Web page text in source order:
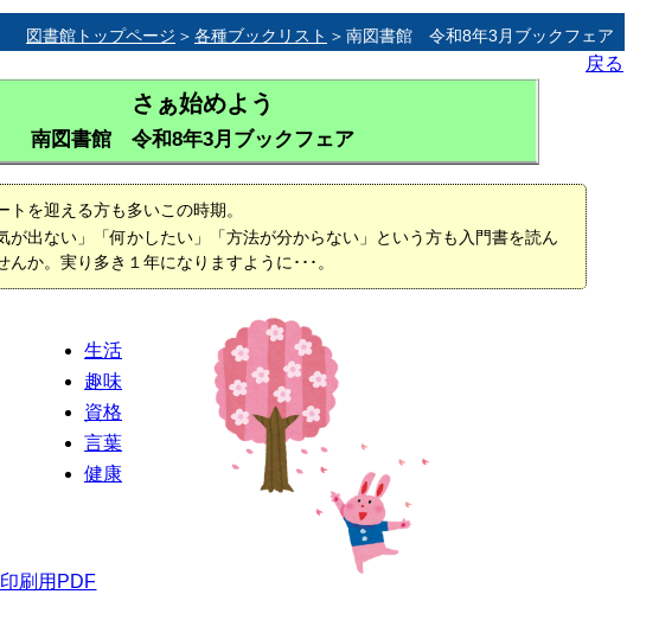
図書館トップページ 各種ブックリスト 南図書館 令和8年3月ブックフェア
戻る
さぁ始めよう
南図書館 令和8年3月ブックフェア
トを迎える方も多いこの時期。
が出ない」「何かしたい」「方法が分からない」という方も入門書を読ん
んか。実り多き１年になりますように･･･。
生活
趣味
資格
言葉
健康
刷用PDF